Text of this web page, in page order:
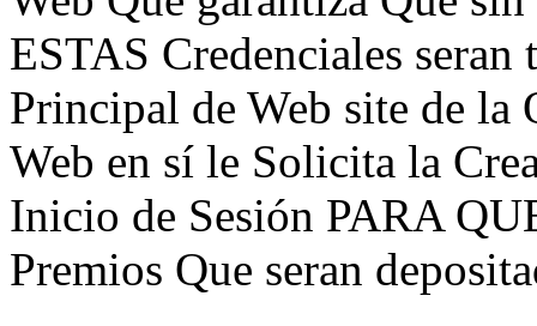
ESTAS Credenciales
Principal de Web site de
Web en sí le Solicita la
Inicio de Sesión PARA
Premios Que seran